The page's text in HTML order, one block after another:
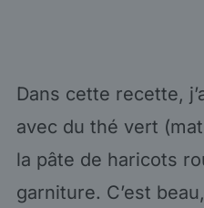
Dans cette recette,
avec du thé vert
la pâte de haricots
garniture. C’est